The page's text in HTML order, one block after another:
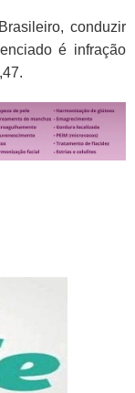
conduzir
é infração
.